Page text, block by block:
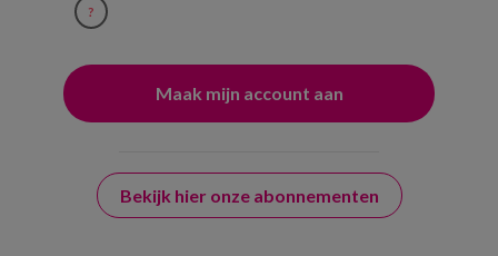
?
Bekijk hier onze abonnementen